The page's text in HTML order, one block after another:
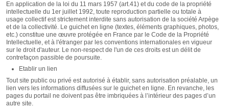
En application de la loi du 11 mars 1957 (art.41) et du code de la propriété
intellectuelle du 1er juillet 1992, toute reproduction partielle ou totale à
usage collectif est strictement interdite sans autorisation de la société Arpège
et de la collectivité. Le guichet en ligne (textes, éléments graphiques, photos,
etc.) constitue une œuvre protégée en France par le Code de la Propriété
Intellectuelle, et à l'étranger par les conventions internationales en vigueur
sur le droit d'auteur. Le non-respect de l'un de ces droits est un délit de
contrefaçon passible de poursuite.
Etablir un lien
Tout site public ou privé est autorisé à établir, sans autorisation préalable, un
lien vers les informations diffusées sur le guichet en ligne. En revanche, les
pages du portail ne doivent pas être imbriquées à l’intérieur des pages d’un
autre site.